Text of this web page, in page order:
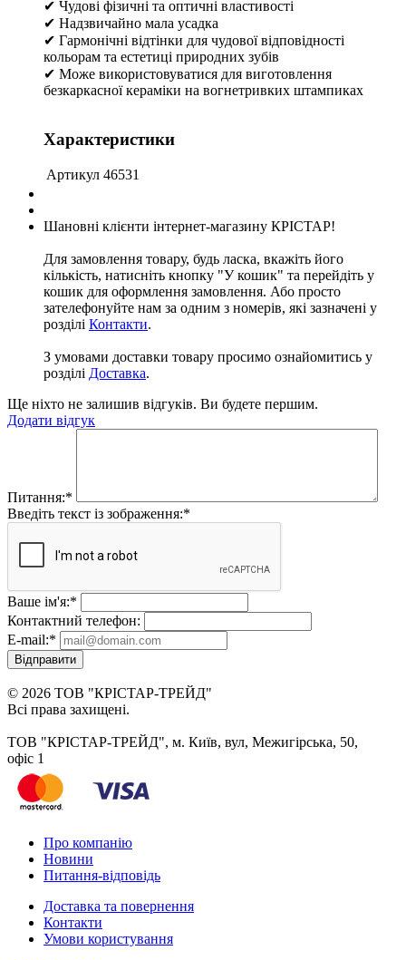
✔ Чудові фізичні та оптичні властивості
✔ Надзвичайно мала усадка
✔ Гармонічні відтінки для чудової відповідності
кольорам та естетиці природних зубів
✔ Може використовуватися для виготовлення
безкаркасної кераміки на вогнетривких штампиках
Характеристики
Артикул 46531
Шановні клієнти інтернет-магазину КРІСТАР!
Для замовлення товару, будь ласка, вкажіть його
кількість, натисніть кнопку "У кошик" та перейдіть у
кошик для оформлення замовлення. Або просто
зателефонуйте нам за одним з номерів, які зазначені у
розділі Контакти.
З умовами доставки товару просимо ознайомитись у
розділі Доставка.
Ще ніхто не залишив відгуків. Ви будете першим.
Додати відгук
Питання:*
Введіть текст із зображення:*
Ваше ім'я:*
Контактний телефон:
E-mail:*
Відправити
© 2026 ТОВ "КРІСТАР-ТРЕЙД"
Всі права захищені.
ТОВ "КРІСТАР-ТРЕЙД", м. Київ, вул, Межигірська, 50,
офіс 1
Про компанію
Новини
Питання-відповідь
Доставка та повернення
Контакти
Умови користування